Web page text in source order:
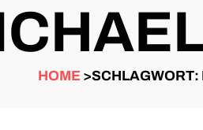
HOME >SCHLAGWORT: